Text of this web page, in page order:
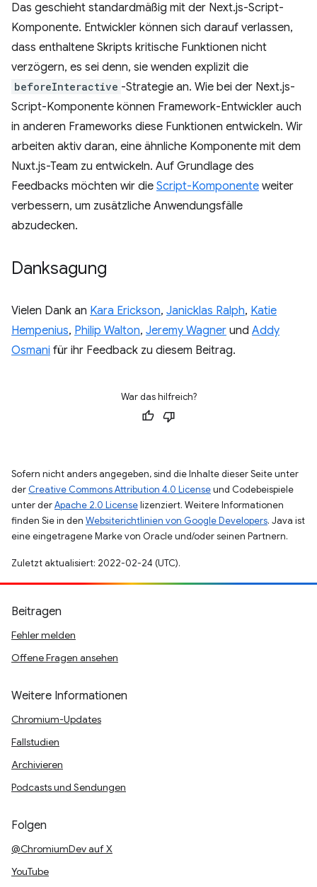
Das geschieht standardmäßig mit der Next.js-Script-
Komponente. Entwickler können sich darauf verlassen,
dass enthaltene Skripts kritische Funktionen nicht
verzögern, es sei denn, sie wenden explizit die
beforeInteractive -Strategie an. Wie bei der Next.js-
Script-Komponente können Framework-Entwickler auch
in anderen Frameworks diese Funktionen entwickeln. Wir
arbeiten aktiv daran, eine ähnliche Komponente mit dem
Nuxt.js-Team zu entwickeln. Auf Grundlage des
Feedbacks möchten wir die Script-Komponente weiter
verbessern, um zusätzliche Anwendungsfälle
abzudecken.
Danksagung
Vielen Dank an Kara Erickson, Janicklas Ralph, Katie
Hempenius, Philip Walton, Jeremy Wagner und Addy
Osmani für ihr Feedback zu diesem Beitrag.
War das hilfreich?
Sofern nicht anders angegeben, sind die Inhalte dieser Seite unter
der Creative Commons Attribution 4.0 Licenseund Codebeispiele
unter derApache 2.0 Licenselizenziert. Weitere Informationen
finden Sie in den Websiterichtlinien von Google Developers. Java ist
eine eingetragene Marke von Oracle und/oder seinen Partnern.
Zuletzt aktualisiert: 2022-02-24 (UTC).
Beitragen
Fehler melden
Offene Fragen ansehen
Weitere Informationen
Chromium-Updates
Fallstudien
Archivieren
Podcasts und Sendungen
Folgen
@ChromiumDev auf X
YouTube